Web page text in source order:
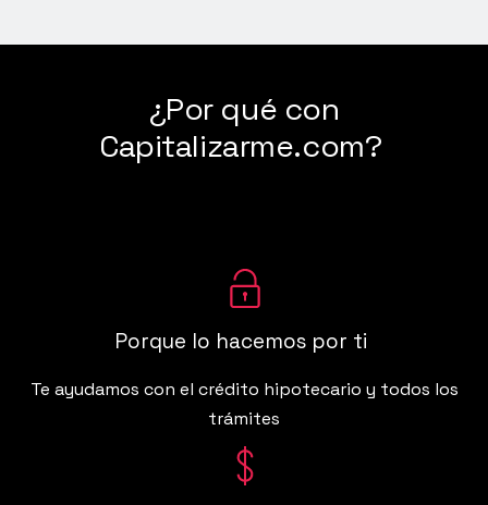
¿Por qué con
Capitalizarme.com?
Porque lo hacemos por ti
Te ayudamos con el crédito hipotecario y todos los
trámites